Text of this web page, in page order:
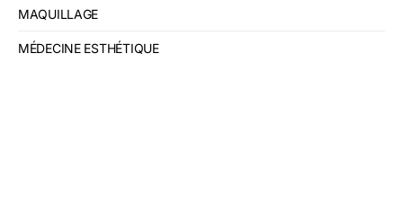
MAQUILLAGE
MÉDECINE ESTHÉTIQUE